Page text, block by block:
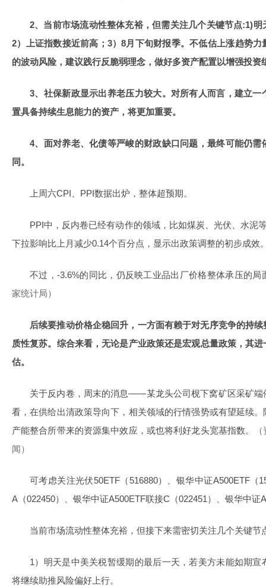
2、当前市场流动性整体充裕，但需关注几个关键节点:1)
2）上证指数接近前高；3）8月下旬财报季。不低估上涨趋势
的波动风险，建议践行反脆弱理念，做好多资产配置以增强投资
3、社保新政显示出养老压力较大。对所有人而言，建立
置具备持续生息能力的资产，将更加重要。
4、面对养老、化债等严峻的财政缺口问题，最终可能仍
同。
上周六CPI、PPI数据出炉，整体超预期。
PPI中，反内卷已经有动作的领域，比如煤炭、光伏、水泥
下拉影响比上月减少0.14个百分点，显示出政策调整的初步成效
不过，-3.6%的同比，仍反映工业品出厂价格整体承压的局
家统计局）
后续要推动价格企稳回升，一方面有赖于对无序竞争的持
质性复苏。综合来看，无论是产业政策还是宏观总量政策，其
估。
关于反内卷，周末的消息——某龙头公司枧下窝矿区采矿端
看，在供给出清政策导向下，相关领域的行情强势或有望延续
产能整合所带来的资源集中效应，或也将利好龙头宽基指数。
闻）
可考虑关注光伏50ETF（516880）、银华中证A500ETF（
A（022450）、银华中证A500ETF联接C（022451）、银华中证
当前市场流动性整体充裕，但接下来需密切关注几个关键节
1）明天是中美关税暂缓期的最后一天，若美方未能如期
将继续助推风险偏好上行。